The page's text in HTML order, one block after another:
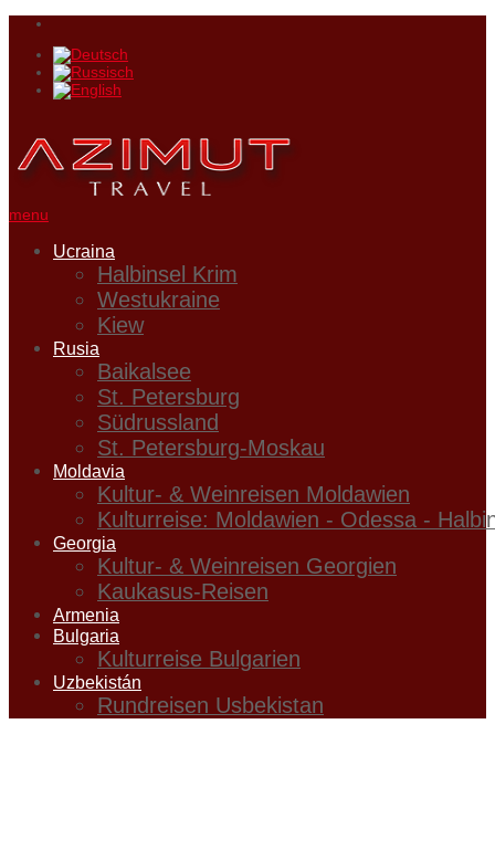
menu
Ucraina
Halbinsel Krim
Westukraine
Kiew
Rusia
Baikalsee
St. Petersburg
Südrussland
St. Petersburg-Moskau
Moldavia
Kultur- & Weinreisen Moldawien
Kulturreise: Moldawien - Odessa -
Georgia
Kultur- & Weinreisen Georgien
Kaukasus-Reisen
Armenia
Bulgaria
Kulturreise Bulgarien
Uzbekistán
Rundreisen Usbekistan